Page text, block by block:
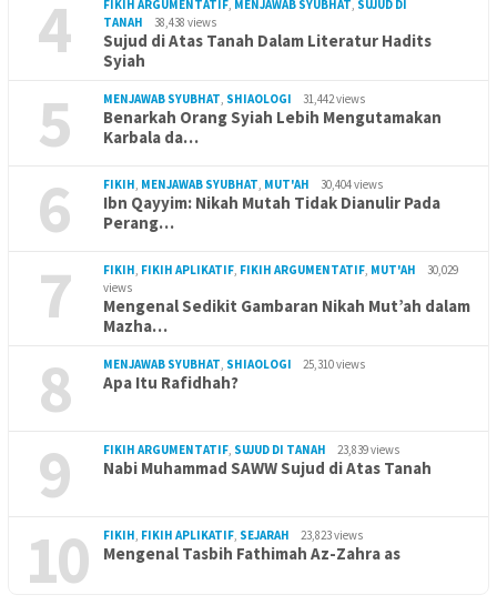
4 FIKIH ARGUMENTATIF, MENJAWAB SYUBHAT, SUJUD DI
TANAH
38,438 views
Sujud di Atas Tanah Dalam Literatur Hadits
Syiah
5 MENJAWAB SYUBHAT, SHIAOLOGI 31,442 views
Benarkah Orang Syiah Lebih Mengutamakan
Karbala da…
6 FIKIH, MENJAWAB SYUBHAT, MUT'AH 30,404 views
Ibn Qayyim: Nikah Mutah Tidak Dianulir Pada
Perang…
7 FIKIH, FIKIH APLIKATIF, FIKIH ARGUMENTATIF, MUT'AH
30,029
views
Mengenal Sedikit Gambaran Nikah Mut’ah dalam
Mazha…
8 MENJAWAB SYUBHAT, SHIAOLOGI 25,310 views
Apa Itu Rafidhah?
9 FIKIH ARGUMENTATIF, SUJUD DI TANAH 23,839 views
Nabi Muhammad SAWW Sujud di Atas Tanah
10 FIKIH, FIKIH APLIKATIF, SEJARAH 23,823 views
Mengenal Tasbih Fathimah Az-Zahra as